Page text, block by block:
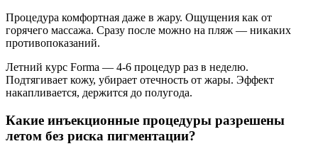
Процедура комфортная даже в жару. Ощущения как от
горячего массажа. Сразу после можно на пляж — никаких
противопоказаний.
Летний курс Forma — 4-6 процедур раз в неделю.
Подтягивает кожу, убирает отечность от жары. Эффект
накапливается, держится до полугода.
Какие инъекционные процедуры разрешены
летом без риска пигментации?